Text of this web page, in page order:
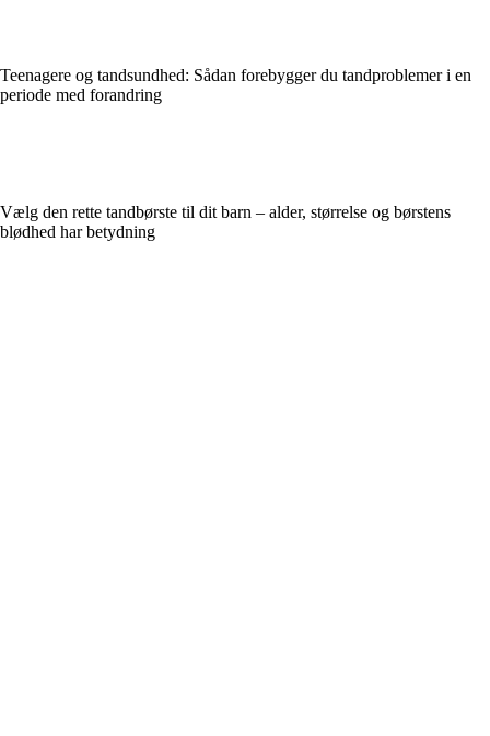
Teenagere og tandsundhed: Sådan forebygger du tandproblemer i en
periode med forandring
Vælg den rette tandbørste til dit barn – alder, størrelse og børstens
blødhed har betydning